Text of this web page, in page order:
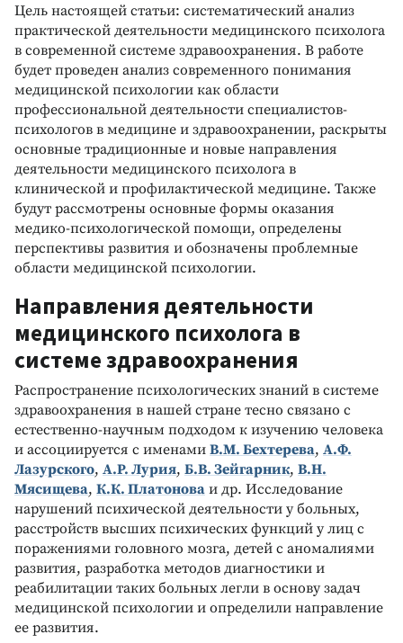
Цель настоящей статьи: систематический анализ
практической деятельности медицинского психолога
в современной системе здравоохранения. В работе
будет проведен анализ современного понимания
медицинской психологии как области
профессиональной деятельности специалистов-
психологов в медицине и здравоохранении, раскрыты
основные традиционные и новые направления
деятельности медицинского психолога в
клинической и профилактической медицине. Также
будут рассмотрены основные формы оказания
медико-психологической помощи, определены
перспективы развития и обозначены проблемные
области медицинской психологии.
Направления деятельности
медицинского психолога в
системе здравоохранения
Распространение психологических знаний в системе
здравоохранения в нашей стране тесно связано с
естественно-научным подходом к изучению человека
и ассоциируется с именами В.М. Бехтерева, А.Ф.
Лазурского, А.Р. Лурия, Б.В. Зейгарник, В.Н.
Мясищева, К.К. Платонова и др. Исследование
нарушений психической деятельности у больных,
расстройств высших психических функций у лиц с
поражениями головного мозга, детей с аномалиями
развития, разработка методов диагностики и
реабилитации таких больных легли в основу задач
медицинской психологии и определили направление
ее развития.